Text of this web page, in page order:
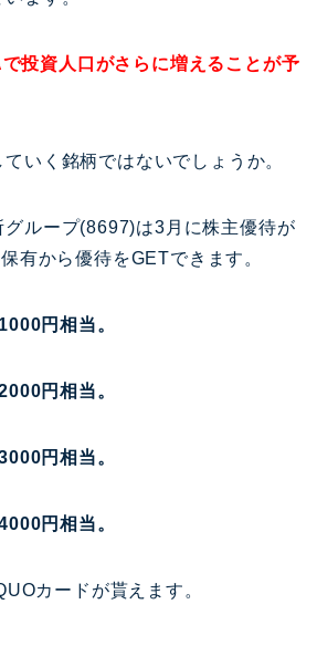
投資人口がさらに増えることが予
いく銘柄ではないでしょうか。
グループ(8697)は3月に株主優待が
有から優待をGETできます。
円相当。
円相当。
円相当。
円相当。
カードが貰えます。